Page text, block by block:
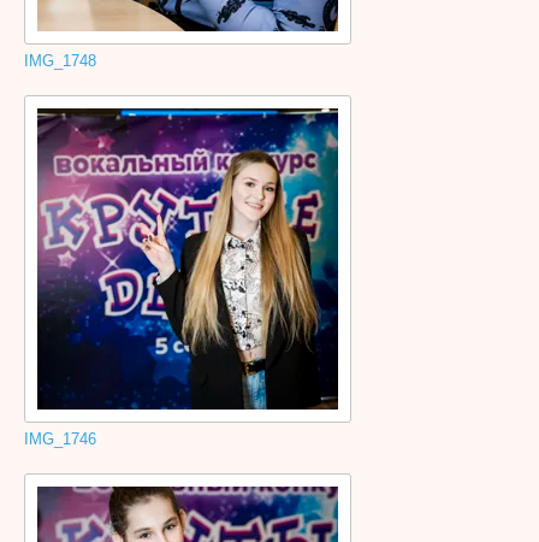
IMG_1748
IMG_1746